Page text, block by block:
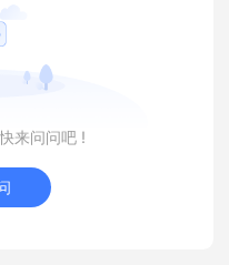
来问问吧 !